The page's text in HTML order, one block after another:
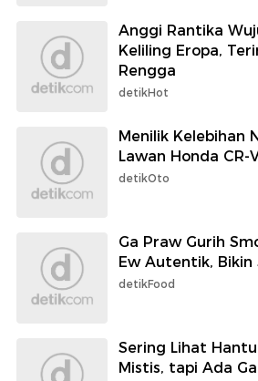
Anggi Rantika
Keliling Eropa,
Rengga
detikHot
Menilik Kelebihan
Lawan Honda CR-
detikOto
Ga Praw Gurih
Ew Autentik, Bikin
detikFood
Sering Lihat
Mistis, tapi Ada